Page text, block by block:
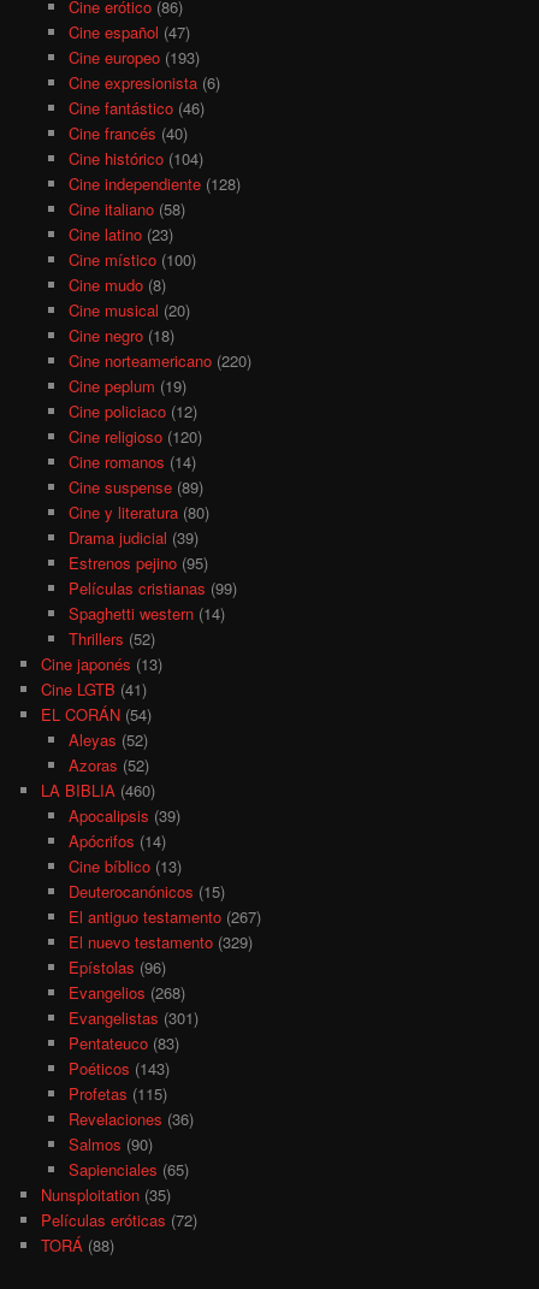
Cine erótico(86)
Cine español (47)
Cine europeo(193)
Cine expresionista(6)
Cine fantástico(46)
Cine francés (40)
Cine histórico(104)
Cine independiente(128)
Cine italiano(58)
Cine latino(23)
Cine místico(100)
Cine mudo(8)
Cine musical (20)
Cine negro(18)
Cine norteamericano(220)
Cine peplum (19)
Cine policiaco(12)
Cine religioso(120)
Cine romanos (14)
Cine suspense(89)
Cine y literatura(80)
Drama judicial (39)
Estrenos pejino(95)
Películas cristianas (99)
Spaghetti western(14)
Thrillers (52)
Cine japonés (13)
Cine LGTB (41)
EL CORÁN (54)
Aleyas (52)
Azoras (52)
LA BIBLIA (460)
Apocalipsis (39)
Apócrifos (14)
Cine bíblico(13)
Deuterocanónicos (15)
El antiguo testamento(267)
El nuevo testamento(329)
Epístolas (96)
Evangelios (268)
Evangelistas (301)
Pentateuco(83)
Poéticos (143)
Profetas (115)
Revelaciones (36)
Salmos (90)
Sapienciales (65)
Nunsploitation (35)
Películas eróticas (72)
TORÁ (88)